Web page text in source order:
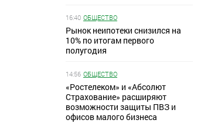
16:40 ОБЩЕСТВО
Рынок неипотеки снизился на
10% по итогам первого
полугодия
14:56 ОБЩЕСТВО
«Ростелеком» и «Абсолют
Страхование» расширяют
возможности защиты ПВЗ и
офисов малого бизнеса